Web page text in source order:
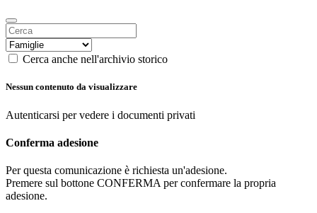
Cerca anche nell'archivio storico
Nessun contenuto da visualizzare
Autenticarsi per vedere i documenti privati
Conferma adesione
Per questa comunicazione è richiesta un'adesione.
Premere sul bottone CONFERMA per confermare la propria
adesione.